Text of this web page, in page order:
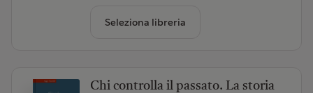
Seleziona libreria
Chi controlla il passato. La storia